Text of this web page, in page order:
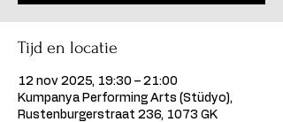
Tijd en locatie
12 nov 2025, 19:30 – 21:00
Kumpanya Performing Arts (Stüdyo),
Rustenburgerstraat 236, 1073 GK